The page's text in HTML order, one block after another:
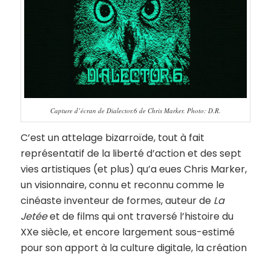
Capture d’écran de Dialector.6 de Chris Marker. Photo: D.R.
C’est un attelage bizarroïde, tout à fait
représentatif de la liberté d’action et des sept
vies artistiques (et plus) qu’a eues Chris Marker,
un visionnaire, connu et reconnu comme le
cinéaste inventeur de formes, auteur de La
Jetéeet de films qui ont traversé l’histoire du
XXe siècle, et encore largement sous-estimé
pour son apport à la culture digitale, la création